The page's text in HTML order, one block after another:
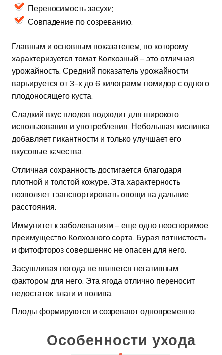
Переносимость засухи;
Совпадение по созреванию.
Главным и основным показателем, по которому
характеризуется томат Колхозный – это отличная
урожайность. Средний показатель урожайности
варьируется от 3-х до 6 килограмм помидор с одного
плодоносящего куста.
Сладкий вкус плодов подходит для широкого
использования и употребления. Небольшая кислинка
добавляет пикантности и только улучшает его
вкусовые качества.
Отличная сохранность достигается благодаря
плотной и толстой кожуре. Эта характерность
позволяет транспортировать овощи на дальние
расстояния.
Иммунитет к заболеваниям – еще одно неоспоримое
преимущество Колхозного сорта. Бурая пятнистость
и фитофтороз совершенно не опасен для него.
Засушливая погода не является негативным
фактором для него. Эта ягода отлично переносит
недостаток влаги и полива.
Плоды формируются и созревают одновременно.
Особенности ухода